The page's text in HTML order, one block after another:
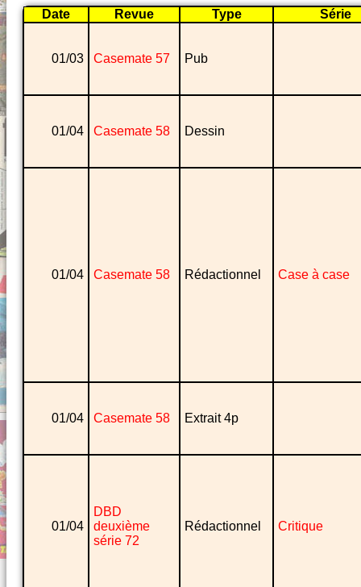
Date Revue Type Série
01/03 Casemate 57 Pub
01/04 Casemate 58 Dessin
01/04 Casemate 58 Rédactionnel Case à case
01/04 Casemate 58 Extrait 4p
01/04
DBD
deuxième
série 72
Rédactionnel Critique